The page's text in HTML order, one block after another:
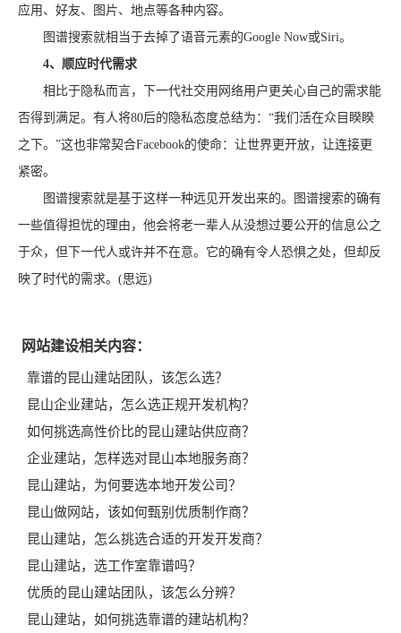
应用、好友、图片、地点等各种内容。
图谱搜索就相当于去掉了语音元素的Google Now或Siri。
4、顺应时代需求
相比于隐私而言，下一代社交用网络用户更关心自己的需求能
否得到满足。有人将80后的隐私态度总结为：“我们活在众目睽睽
之下。”这也非常契合Facebook的使命：让世界更开放，让连接更
紧密。
图谱搜索就是基于这样一种远见开发出来的。图谱搜索的确有
一些值得担忧的理由，他会将老一辈人从没想过要公开的信息公之
于众，但下一代人或许并不在意。它的确有令人恐惧之处，但却反
映了时代的需求。(思远)
网站建设相关内容：
靠谱的昆山建站团队，该怎么选？
昆山企业建站，怎么选正规开发机构？
如何挑选高性价比的昆山建站供应商？
企业建站，怎样选对昆山本地服务商？
昆山建站，为何要选本地开发公司？
昆山做网站，该如何甄别优质制作商？
昆山建站，怎么挑选合适的开发开发商？
昆山建站，选工作室靠谱吗？
优质的昆山建站团队，该怎么分辨？
昆山建站，如何挑选靠谱的建站机构？